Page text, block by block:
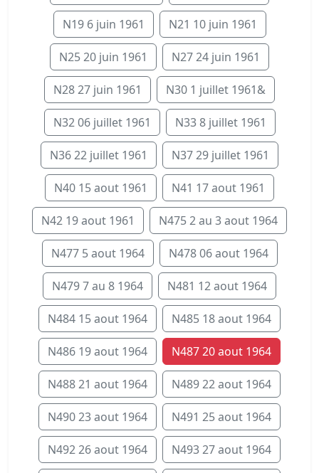
N19 6 juin 1961 N21 10 juin 1961
N25 20 juin 1961 N27 24 juin 1961
N28 27 juin 1961 N30 1 juillet 1961&
N32 06 juillet 1961 N33 8 juillet 1961
N36 22 juillet 1961 N37 29 juillet 1961
N40 15 aout 1961 N41 17 aout 1961
N42 19 aout 1961 N475 2 au 3 aout 1964
N477 5 aout 1964 N478 06 aout 1964
N479 7 au 8 1964 N481 12 aout 1964
N484 15 aout 1964 N485 18 aout 1964
N486 19 aout 1964 N487 20 aout 1964
N488 21 aout 1964 N489 22 aout 1964
N490 23 aout 1964 N491 25 aout 1964
N492 26 aout 1964 N493 27 aout 1964